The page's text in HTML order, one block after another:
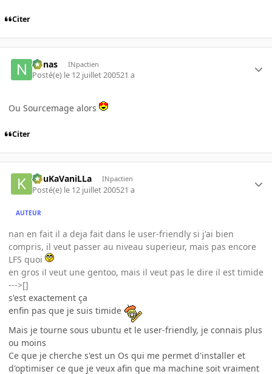
Citer
nonas INpactien
Posté(e) le 12 juillet 200521 a
Ou Sourcemage alors
Citer
KouKaVaniLLa INpactien
Posté(e) le 12 juillet 200521 a
AUTEUR
nan en fait il a deja fait dans le user-friendly si j'ai bien
compris, il veut passer au niveau superieur, mais pas encore
LFS quoi
en gros il veut une gentoo, mais il veut pas le dire il est timide
--->[]
s'est exactement ça
enfin pas que je suis timide
Mais je tourne sous ubuntu et le user-friendly, je connais plus
ou moins
Ce que je cherche s'est un Os qui me permet d'installer et
d'optimiser ce que je veux afin que ma machine soit vraiment